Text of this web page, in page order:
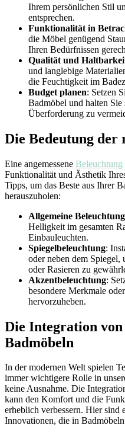
Ihrem persönlichen Stil
entsprechen.
Funktionalität in
die Möbel genügend
Ihren Bedürfnissen
Qualität und
und langlebige
die Feuchtigkeit im
Budget planen: Setzen
Badmöbel und halten
Überforderung zu
Die Bedeutung der
Eine angemessene Beleuchtung
Funktionalität und Ästhetik
Tipps, um das Beste aus Ihrer
herauszuholen:
Allgemeine Beleuchtung
Helligkeit im gesamten
Einbauleuchten.
Spiegelbeleuchtung:
oder neben dem Spiegel,
oder Rasieren zu
Akzentbeleuchtung:
besondere Merkmale
hervorzuheben.
Die Integration von
Badmöbeln
In der modernen Welt spielen
immer wichtigere Rolle in
keine Ausnahme. Die
kann den Komfort und die
erheblich verbessern. Hier sind
Innovationen, die in